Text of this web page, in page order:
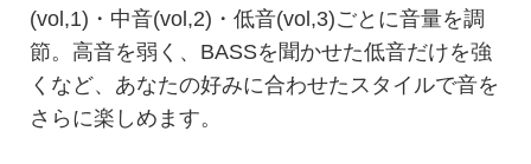
(vol,1)・中音(vol,2)・低音(vol,3)ごとに音量を調
節。高音を弱く、BASSを聞かせた低音だけを強
くなど、あなたの好みに合わせたスタイルで音を
さらに楽しめます。